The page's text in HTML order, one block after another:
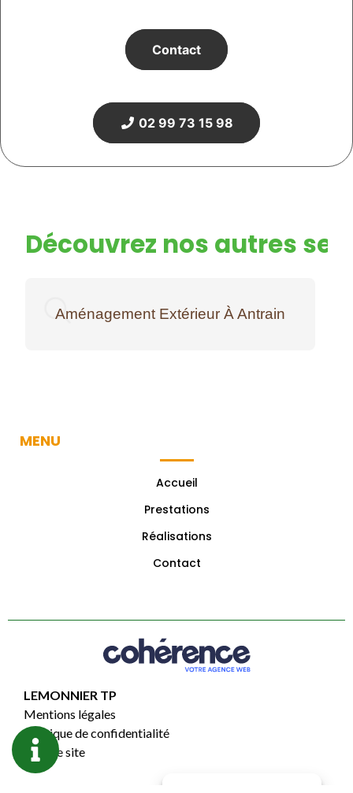
Contact
02 99 73 15 98
Découvrez nos autres
Aménagement Extérieur À Antrain
MENU
Accueil
Prestations
Réalisations
Contact
LEMONNIER TP
Mentions légales
Politique de confidentialité
Plan de site